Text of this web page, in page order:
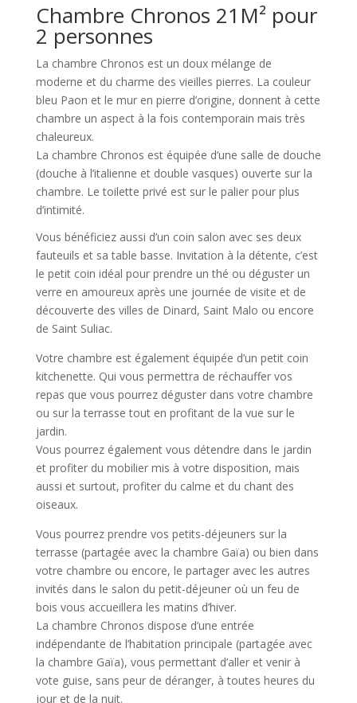
Chambre Chronos 21M² pour
2 personnes
La chambre Chronos est un doux mélange de
moderne et du charme des vieilles pierres. La couleur
bleu Paon et le mur en pierre d’origine, donnent à cette
chambre un aspect à la fois contemporain mais très
chaleureux.
La chambre Chronos est équipée d’une salle de douche
(douche à l’italienne et double vasques) ouverte sur la
chambre. Le toilette privé est sur le palier pour plus
d’intimité.
Vous bénéficiez aussi d’un coin salon avec ses deux
fauteuils et sa table basse. Invitation à la détente, c’est
le petit coin idéal pour prendre un thé ou déguster un
verre en amoureux après une journée de visite et de
découverte des villes de Dinard, Saint Malo ou encore
de Saint Suliac.
Votre chambre est également équipée d’un petit coin
kitchenette. Qui vous permettra de réchauffer vos
repas que vous pourrez déguster dans votre chambre
ou sur la terrasse tout en profitant de la vue sur le
jardin.
Vous pourrez également vous détendre dans le jardin
et profiter du mobilier mis à votre disposition, mais
aussi et surtout, profiter du calme et du chant des
oiseaux.
Vous pourrez prendre vos petits-déjeuners sur la
terrasse (partagée avec la chambre Gaïa) ou bien dans
votre chambre ou encore, le partager avec les autres
invités dans le salon du petit-déjeuner où un feu de
bois vous accueillera les matins d’hiver.
La chambre Chronos dispose d’une entrée
indépendante de l’habitation principale (partagée avec
la chambre Gaïa), vous permettant d’aller et venir à
vote guise, sans peur de déranger, à toutes heures du
jour et de la nuit.